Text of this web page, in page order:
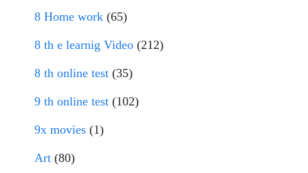
8 Home work (65)
8 th e learnig Video (212)
8 th online test (35)
9 th online test (102)
9x movies (1)
Art (80)